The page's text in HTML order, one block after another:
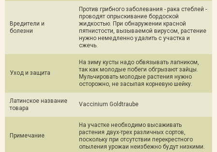
Вредители и
болезни
Против грибного заболевания - рака стеблей -
проводят опрыскивание бордоской
жидкостью. При обнару­жении красной
пятнистости, вызыва­емой вирусом, растение
нужно не­медленно удалить с участка и
сжечь.
Уход и защита
На зиму кусты надо обвязывать лапником,
так как молодые по­беги обгрызают зайцы.
Мульчи­ровать молодые растения нужно
осторожно, не засыпая корне­вую шейку.
Латинское название
товара
Vaccinium Goldtraube
Примечание
На участке необходимо высажи­вать
растения двух-трех различ­ных сортов,
поскольку при отсут­ствии перекрестного
опыления урожаи неизбежно будут низкими.